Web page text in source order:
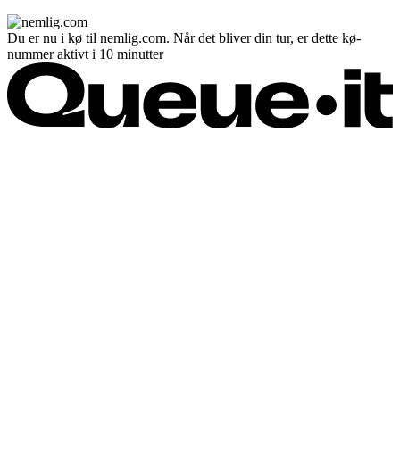
Du er nu i kø til nemlig.com. Når det bliver din tur, er dette kø-
nummer aktivt i 10 minutter